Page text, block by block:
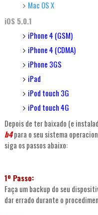
Mac OS X
iOS 5.0.1
iPhone 4 (GSM)
iPhone 4 (CDMA)
iPhone 3GS
iPad
iPod touch 3G
iPod touch 4G
Depois de ter baixado (e
b4para o seu sistema
siga os passos abaixo:
1º Passo:
Faça um backup do seu
dar errado durante o